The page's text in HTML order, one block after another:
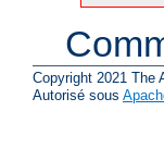
Copyright 2021 The
Autorisé sous